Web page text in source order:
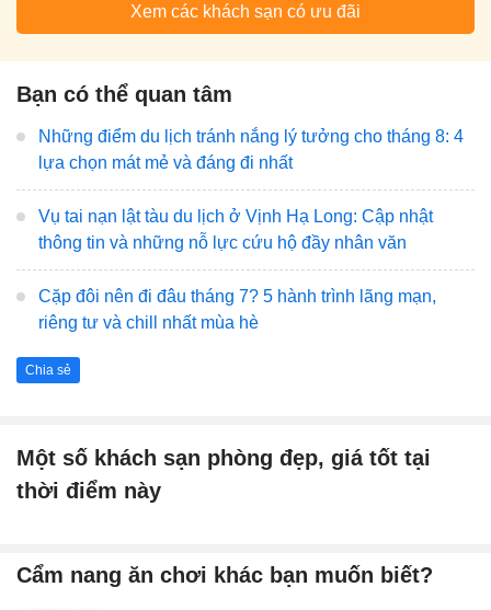
Xem các khách sạn có ưu đãi
Bạn có thể quan tâm
Những điểm du lịch tránh nắng lý tưởng cho tháng 8: 4
lựa chọn mát mẻ và đáng đi nhất
Vụ tai nạn lật tàu du lịch ở Vịnh Hạ Long: Cập nhật
thông tin và những nỗ lực cứu hộ đầy nhân văn
Cặp đôi nên đi đâu tháng 7? 5 hành trình lãng mạn,
riêng tư và chill nhất mùa hè
Chia sẻ
Một số khách sạn phòng đẹp, giá tốt tại
thời điểm này
Cẩm nang ăn chơi khác bạn muốn biết?